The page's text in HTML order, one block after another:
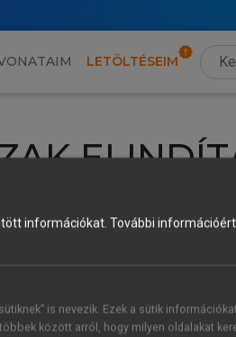
LETÖLTÉSEIM
iskolai azonosítóddal vagy
hozzáférésrevagy
vagy hozz
információkat. További
is nevezik. Ezek a sütik
között arról, hogy milyen oldalakat